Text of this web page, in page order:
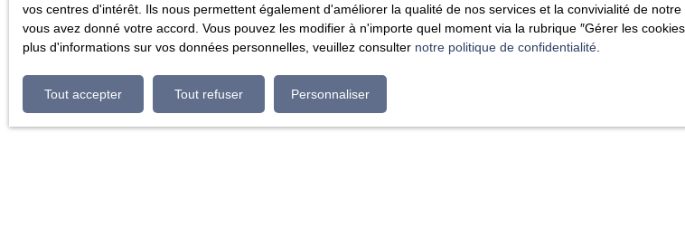
vos centres d'intérêt. Ils nous permettent également d'améliorer la qualité de nos services et la convivialité de
vous avez donné votre accord. Vous pouvez les modifier à n'importe quel moment via la rubrique ″Gérer les
plus d'informations sur vos données personnelles, veuillez consulter notre politique de confidentialité
Tout accepter Tout refuser Personnaliser